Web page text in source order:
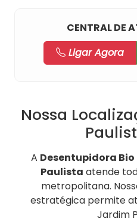
CENTRAL DE
Ligar Agora
Nossa
A Desentupidora
Paulista atende
metropolitana.
estratégica permite
Jardim